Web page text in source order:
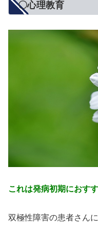
〇心理教育
これは発病初期におす
双極性障害の患者さん